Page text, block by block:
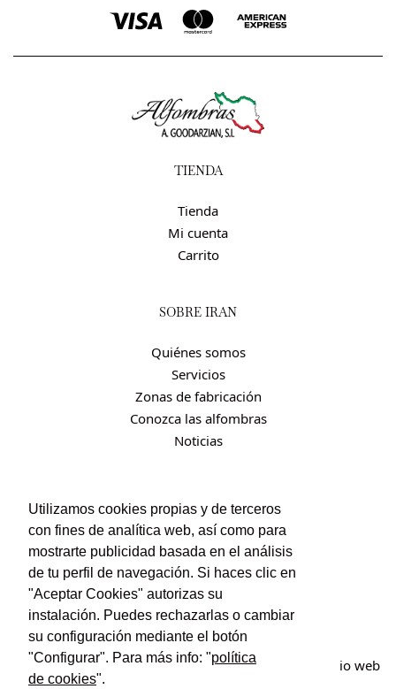
TIENDA
Tienda
Mi cuenta
Carrito
SOBRE IRÁN
Quiénes somos
Servicios
Zonas de fabricación
Conozca las alfombras
Noticias
Contacto
Política de privacidad
Política de cookies
Condiciones de uso y contratación
© Irán Alfombras. Todos los derechos reservados. Sitio web
Utilizamos cookies propias y de terceros
con fines de analítica web, así como para
mostrarte publicidad basada en el análisis
de tu perfil de navegación. Si haces clic en
"Aceptar Cookies" autorizas su
instalación. Puedes rechazarlas o cambiar
su configuración mediante el botón
"Configurar". Para más info: "política
de cookies".